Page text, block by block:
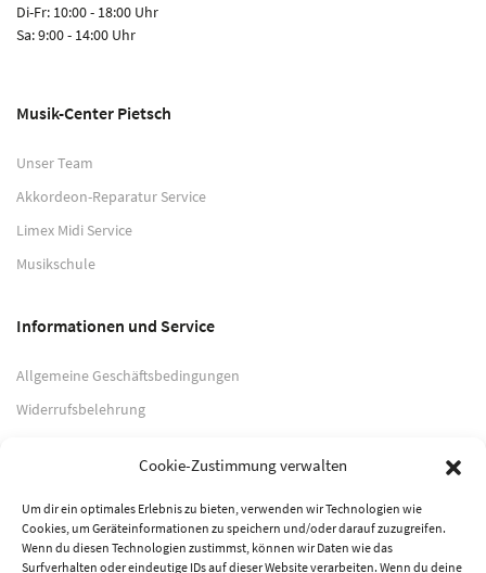
Cookie-Zustimmung verwalten
Um dir ein optimales Erlebnis zu bieten, verwenden wir Technologien wie
Cookies, um Geräteinformationen zu speichern und/oder darauf zuzugreifen.
Wenn du diesen Technologien zustimmst, können wir Daten wie das
Surfverhalten oder eindeutige IDs auf dieser Website verarbeiten. Wenn du deine
Di-Fr: 10:00 - 18:00 Uhr
Sa: 9:00 - 14:00 Uhr
Musik-Center Pietsch
Unser Team
Akkordeon-Reparatur Service
Limex Midi Service
Musikschule
Informationen und Service
Allgemeine Geschäftsbedingungen
Widerrufsbelehrung
Datenschutzerklärung
Zahlungsarten